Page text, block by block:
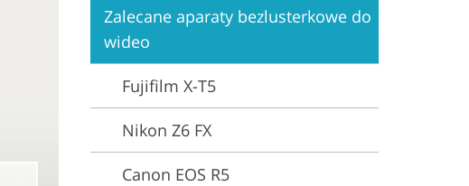
Zalecane aparaty bezlusterkowe do
wideo
Fujifilm X-T5
Nikon Z6 FX
Canon EOS R5